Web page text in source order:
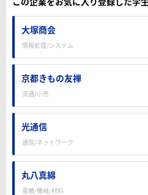
大塚商会
情報処理/システム
京都きもの友禅
流通/小売
光通信
通信/ネットワーク
丸八真綿
電機/機械/材料